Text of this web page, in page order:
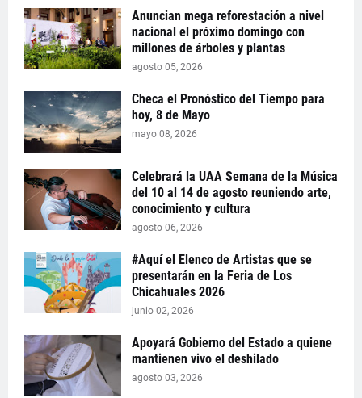
Anuncian mega reforestación a nivel
nacional el próximo domingo con
millones de árboles y plantas
agosto 05, 2026
Checa el Pronóstico del Tiempo para
hoy, 8 de Mayo
mayo 08, 2026
Celebrará la UAA Semana de la Música
del 10 al 14 de agosto reuniendo arte,
conocimiento y cultura
agosto 06, 2026
#Aquí el Elenco de Artistas que se
presentarán en la Feria de Los
Chicahuales 2026
junio 02, 2026
Apoyará Gobierno del Estado a quiene
mantienen vivo el deshilado
agosto 03, 2026